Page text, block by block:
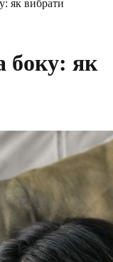
як вибрати
боку: як